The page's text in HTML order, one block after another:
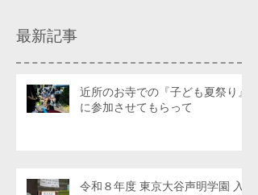
最新記事
近所のお寺での『子ども夏祭り』
に参加させてもらって
令和８年度 東京大谷声明学園 入